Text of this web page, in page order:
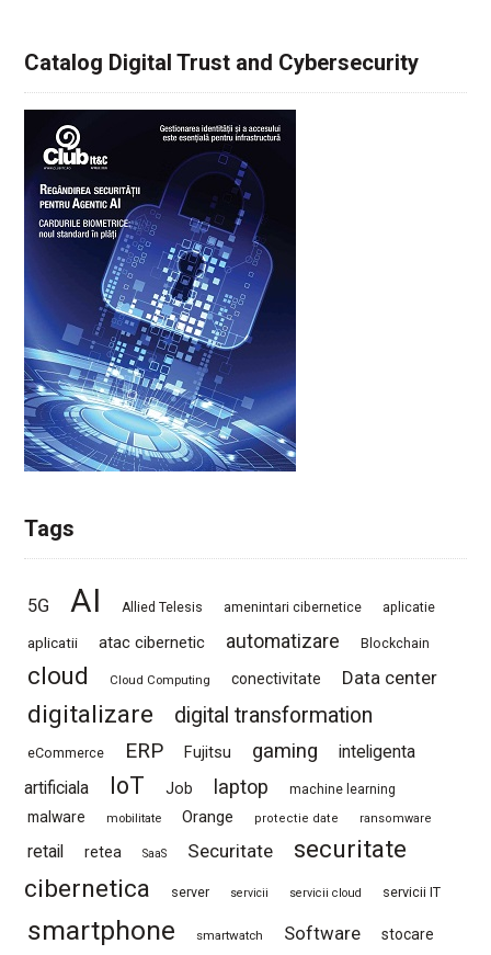
Catalog Digital Trust and Cybersecurity
Tags
5G AI Allied Telesis amenintari cibernetice aplicatie
aplicatii atac cibernetic automatizare Blockchain
cloud Cloud Computing conectivitate Data center
digitalizare digital transformation
eCommerce ERP Fujitsu gaming
inteligenta
artificiala
IoT Job laptop machine learning
malware mobilitate Orange protectie date ransomware
retail retea SaaS Securitate
securitate
cibernetica
server servicii servicii cloud servicii IT
smartphone smartwatch Software stocare